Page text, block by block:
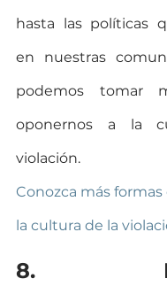
hasta las políticas
en nuestras
podemos tomar
oponernos a la
violación.
Conozca más
la cultura de la
8.